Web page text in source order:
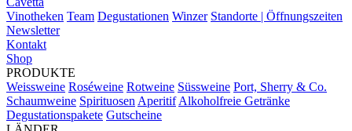
Vinotheken Team Degustationen Winzer Standorte | Öffnungszeiten
Newsletter
Kontakt
Shop
PRODUKTE
Weissweine Roséweine Rotweine Süssweine Port, Sherry & Co.
Schaumweine Spirituosen Aperitif Alkoholfreie Getränke
Degustationspakete Gutscheine